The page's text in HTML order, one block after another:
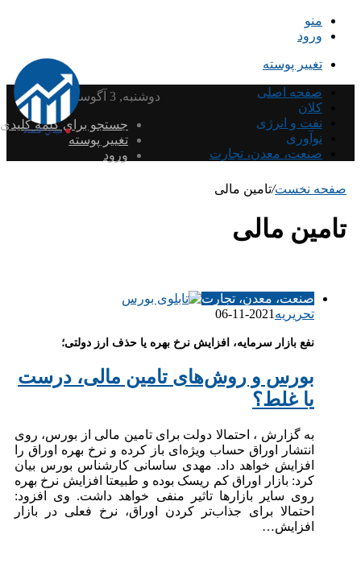
منو
ورود
تغییر پوسته
صفحه اصلی
کلان
نفت و انرژی
نوآوری
صنعت، معدن، تجارت
دوشنبه, 3 آگوست 2026
جستجو برای کلمه کلیدی
تغییر پوسته
ورود
صفحه نخست/تامین مالی
تامین مالی
صنعت، معدن، تجارت
تحریریه 2021-11-06
نفع بازار سرمایه، افزایش نرخ بهره یا حذف ارز دولتی؛
بورس و روش‌های تامین مالی، درست
یا غلط؟
به گزارش ، احتمالا دولت برای تامین مالی از بورس، روی
انتشار اوراق حساب ویژه‌ای باز کرده و نرخ بهره اوراق را
افزایش خواهد داد. مهدی ساسانی کارشناس بورس بیان
کرد: بازار اوراق کم‌ ریسک بوده و طبیعتا افزایش نرخ بهره
روی سایر بازارها تاثیر منفی خواهد داشت. وی افزود:
احتمالا برای جذاب‌تر کردن اوراق، نرخ فعلی در بازار
افزایش…